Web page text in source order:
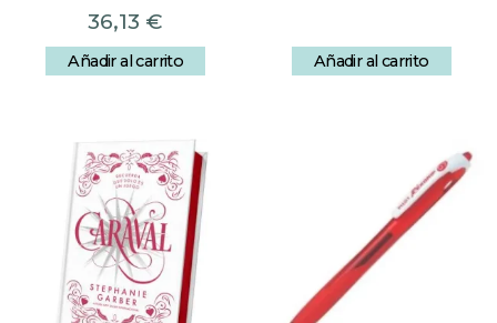
36,13 €
Añadir al carrito Añadir al carrito